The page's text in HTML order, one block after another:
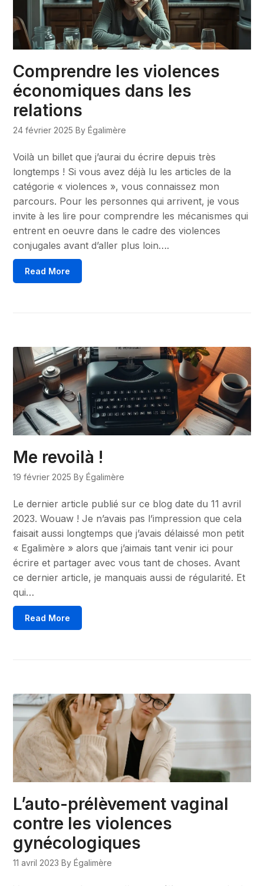
Comprendre les violences
économiques dans les
relations
24 février 2025 By Égalimère
Voilà un billet que j’aurai du écrire depuis très
longtemps ! Si vous avez déjà lu les articles de la
catégorie « violences », vous connaissez mon
parcours. Pour les personnes qui arrivent, je vous
invite à les lire pour comprendre les mécanismes qui
entrent en oeuvre dans le cadre des violences
conjugales avant d’aller plus loin….
Read More
Me revoilà !
19 février 2025 By Égalimère
Le dernier article publié sur ce blog date du 11 avril
2023. Wouaw ! Je n’avais pas l’impression que cela
faisait aussi longtemps que j’avais délaissé mon petit
« Egalimère » alors que j’aimais tant venir ici pour
écrire et partager avec vous tant de choses. Avant
ce dernier article, je manquais aussi de régularité. Et
qui…
Read More
L’auto-prélèvement vaginal
contre les violences
gynécologiques
11 avril 2023 By Égalimère